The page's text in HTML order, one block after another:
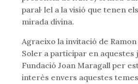
paral· lel a la visió que tenen
mirada divina.
Agraeixo la invitació de
Soler a participar en aquestes
Fundació Joan Maragall per
interès envers aquestes